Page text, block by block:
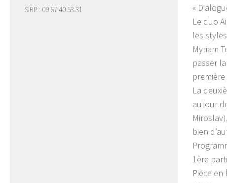
«
Le duo
les
Myriam
passer
La
autour
bien
1ère
Pièce en
SIRP : 09 67 40 53 31